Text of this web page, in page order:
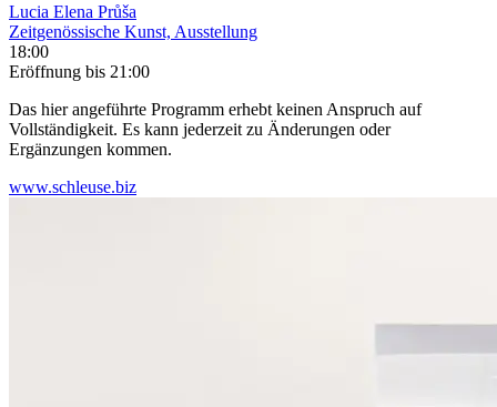
Lucia Elena Průša
Zeitgenössische Kunst, Ausstellung
18:00
Eröffnung bis 21:00
Das hier angeführte Programm erhebt keinen Anspruch auf
Vollständigkeit. Es kann jederzeit zu Änderungen oder
Ergänzungen kommen.
www.schleuse.biz